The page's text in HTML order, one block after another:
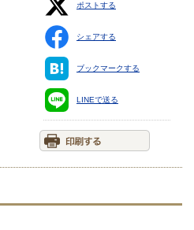
ポストする
シェアする
ブックマークする
LINEで送る